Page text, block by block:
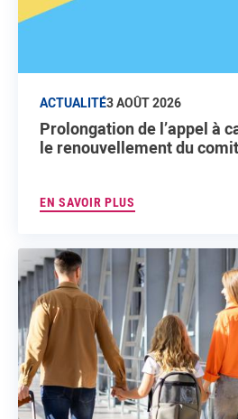
ACTUALITÉ3 AOÛT 2026
Prolongation de l’appel à
le renouvellement du
EN SAVOIR PLUS